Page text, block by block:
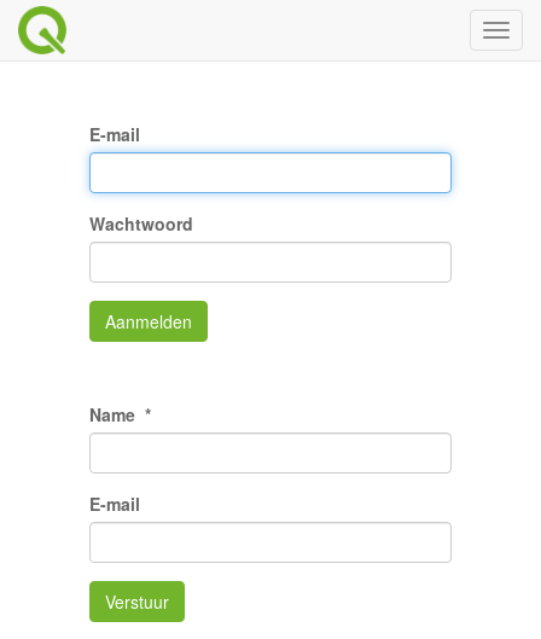
E-mail
Wachtwoord
Aanmelden
Name
E-mail
Verstuur